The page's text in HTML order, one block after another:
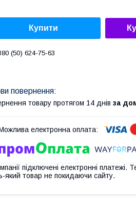
Купити
(50) 624-75-63
товару протягом 14 днів за
підключені електронні платежі.
який товар не покидаючи сайту.